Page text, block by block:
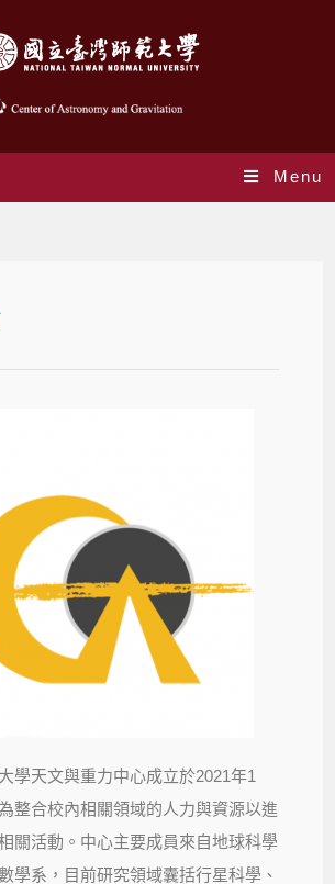
Menu
學天文與重力中心成立於2021年1
整合校內相關領域的人力與資源以進
關活動。中心主要成員來自地球科學
學系，目前研究領域囊括行星科學、